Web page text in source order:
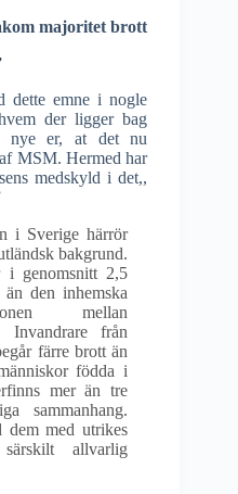
majoritet brott
dette emne i nogle
der ligger bag
nye er, at det nu
MSM. Hermed har
medskyld i det,,
i Sverige härrör
bakgrund.
i genomsnitt 2,5
den inhemska
mellan
Invandrare från
färre brott än
födda i
mer än tre
sammanhang.
dem med utrikes
allvarlig